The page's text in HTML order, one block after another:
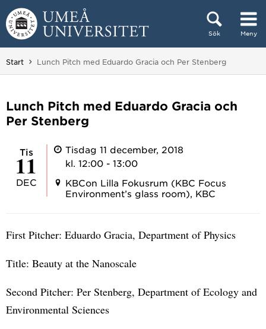
Hoppa direkt till innehållet
Sök Meny
Huvudmenyn dold.
Start Du är här:
Lunch Pitch med Eduardo Gracia och Per Stenberg
Lunch Pitch med Eduardo Gracia och
Per Stenberg
tis
11
DEC
Tisdag 11 december, 2018
kl. 12:00 - 13:00
KBCon Lilla Fokusrum (KBC Focus
Environment’s glass room), KBC
First Pitcher: Eduardo Gracia, Department of Physics
Title: Beauty at the Nanoscale
Second Pitcher: Per Stenberg, Department of Ecology and
Environmental Sciences